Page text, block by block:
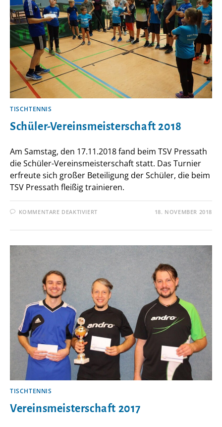
TISCHTENNIS
Schüler-Vereinsmeisterschaft 2018
Am Samstag, den 17.11.2018 fand beim TSV Pressath
die Schüler-Vereinsmeisterschaft statt. Das Turnier
erfreute sich großer Beteiligung der Schüler, die beim
TSV Pressath fleißig trainieren.
KOMMENTARE DEAKTIVIERTFÜR
2018
18. NOVEMBER 2018
TISCHTENNIS
Vereinsmeisterschaft 2017